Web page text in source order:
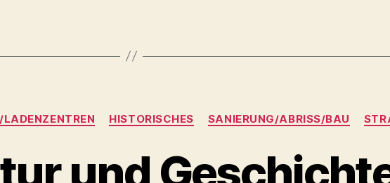
Kategorien
HISTORISCHES SANIERUNG/ABRISS/BAU